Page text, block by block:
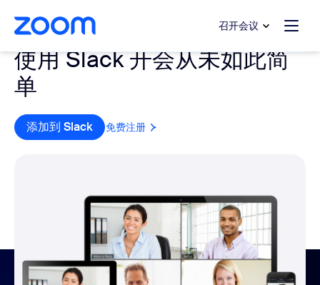
至主要内容
至帮助聊天 召开会议
使用 Slack 开会从未如此简
单
添加到 Slack 免费注册